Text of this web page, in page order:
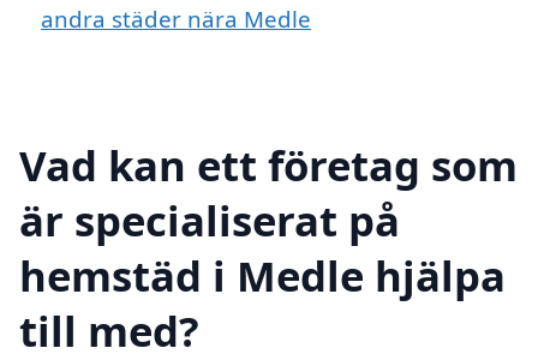
andra städer nära Medle
Vad kan ett företag som
är specialiserat på
hemstäd i Medle hjälpa
till med?